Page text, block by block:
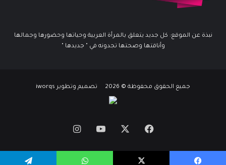
نبذة عن الموقع: كل جديد يتعلق بالمرأة العربية وحياتها وحضورها وجمالها
وأناقتها وصحتها تجدونه في " جديدها "
جميع الحقوق محفوظة © 2026 تصميم وتطوير iworqs
فيسبوك يوتيوبانستقرام